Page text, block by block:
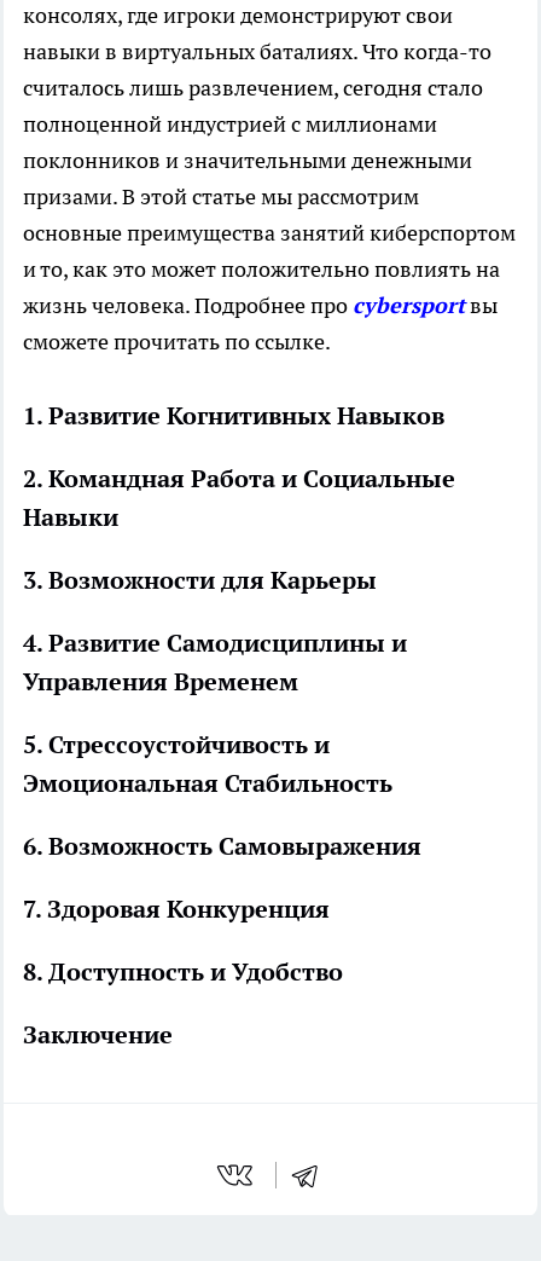
консолях, где игроки демонстрируют свои
навыки в виртуальных баталиях. Что когда-то
считалось лишь развлечением, сегодня стало
полноценной индустрией с миллионами
поклонников и значительными денежными
призами. В этой статье мы рассмотрим
основные преимущества занятий киберспортом
и то, как это может положительно повлиять на
жизнь человека. Подробнее про cybersportвы
сможете прочитать по ссылке.
1. Развитие Когнитивных Навыков
2. Командная Работа и Социальные
Навыки
3. Возможности для Карьеры
4. Развитие Самодисциплины и
Управления Временем
5. Стрессоустойчивость и
Эмоциональная Стабильность
6. Возможность Самовыражения
7. Здоровая Конкуренция
8. Доступность и Удобство
Заключение